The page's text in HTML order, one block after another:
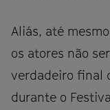
Aliás, até
os atores não
verdadeiro final
durante o